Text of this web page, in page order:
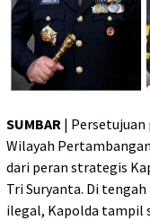
SUMBAR |
Wilayah
dari peran strategis
Tri Suryanta. Di
ilegal, Kapolda tampil